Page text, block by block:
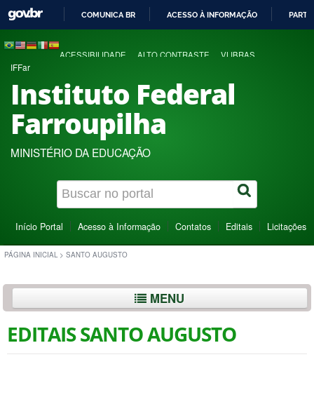
COMUNICA BR ACESSO À INFORMAÇÃO
ACESSIBILIDADE ALTO CONTRASTE VLIBRAS
IFFar
Instituto Federal
Farroupilha
MINISTÉRIO DA EDUCAÇÃO
Início Portal Acesso à Informação Contatos Editais Licitações
PÁGINA INICIAL > SANTO AUGUSTO
MENU
EDITAIS SANTO AUGUSTO